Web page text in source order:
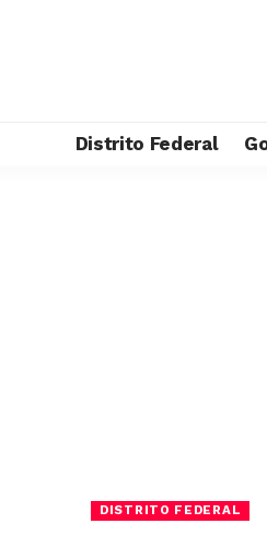
Distrito Federal
DISTRITO FEDERAL